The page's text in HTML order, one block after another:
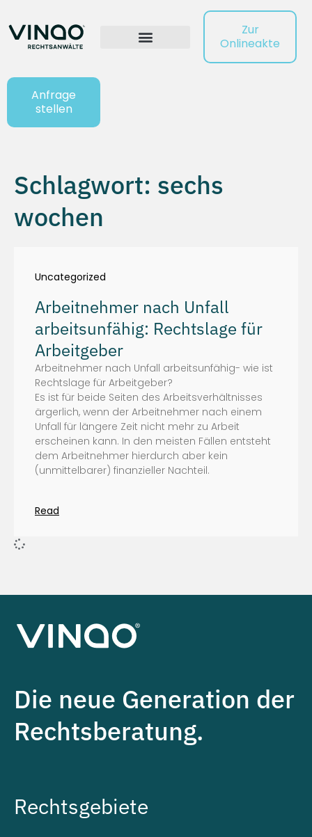
Zur
Onlineakte
Anfrage
stellen
Schlagwort: sechs
wochen
Uncategorized
Arbeitnehmer nach Unfall
arbeitsunfähig: Rechtslage für
Arbeitgeber
Arbeitnehmer nach Unfall arbeitsunfähig- wie ist
Rechtslage für Arbeitgeber?
Es ist für beide Seiten des Arbeitsverhältnisses
ärgerlich, wenn der Arbeitnehmer nach einem
Unfall für längere Zeit nicht mehr zu Arbeit
erscheinen kann. In den meisten Fällen entsteht
dem Arbeitnehmer hierdurch aber kein
(unmittelbarer) finanzieller Nachteil.
Read
Die neue Generation der
Rechtsberatung.
Rechtsgebiete